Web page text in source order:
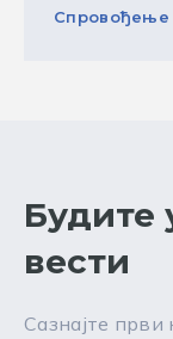
Спровођење
Будите
вести
Сазнајте први